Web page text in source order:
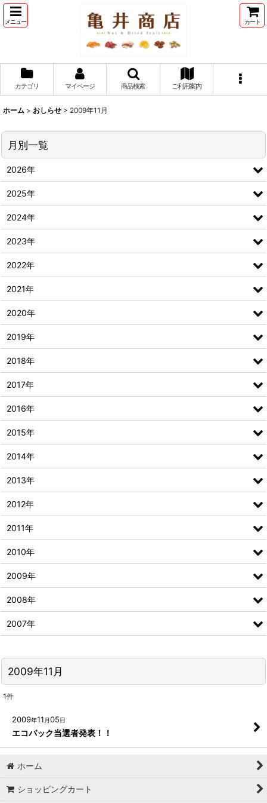
メニュー カート
カテゴリ マイページ 商品検索 ご利用案内
ホーム > おしらせ > 2009年11月
2009年11月
1件
2009年11 月05日
エコバック当選者発表！！
月別一覧
2026年
2025年
2024年
2023年
2022年
2021年
2020年
2019年
2018年
2017年
2016年
2015年
2014年
2013年
2012年
2011年
2010年
2009年
2008年
2007年
ホーム
ショッピングカート